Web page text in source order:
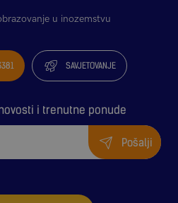
u inozemstvu
SAVJETOVANJE
i trenutne ponude
Pošalji